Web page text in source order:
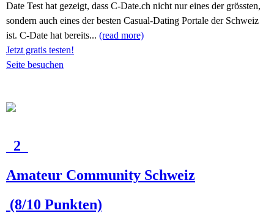
Date Test hat gezeigt, dass C-Date.ch nicht nur eines der grössten,
sondern auch eines der besten Casual-Dating Portale der Schweiz
ist. C-Date hat bereits... (read more)
Jetzt gratis testen!
Seite besuchen
2
Amateur Community Schweiz
(8/10 Punkten)